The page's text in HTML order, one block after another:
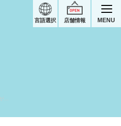
店舗情報
言語選択 MENU